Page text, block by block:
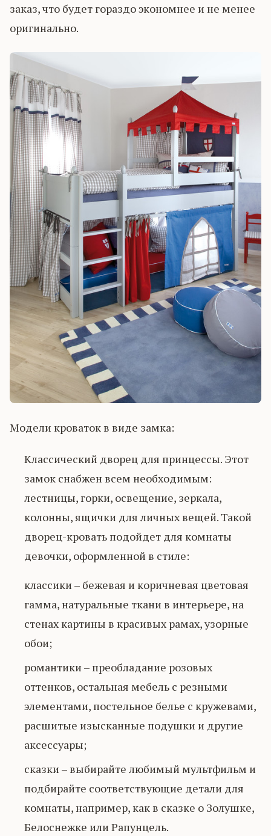
заказ, что будет гораздо экономнее и не менее
оригинально.
Модели кроваток в виде замка:
Классический дворец для принцессы. Этот
замок снабжен всем необходимым:
лестницы, горки, освещение, зеркала,
колонны, ящички для личных вещей. Такой
дворец-кровать подойдет для комнаты
девочки, оформленной в стиле:
классики – бежевая и коричневая цветовая
гамма, натуральные ткани в интерьере, на
стенах картины в красивых рамах, узорные
обои;
романтики – преобладание розовых
оттенков, остальная мебель с резными
элементами, постельное белье с кружевами,
расшитые изысканные подушки и другие
аксессуары;
сказки – выбирайте любимый мультфильм и
подбирайте соответствующие детали для
комнаты, например, как в сказке о Золушке,
Белоснежке или Рапунцель.